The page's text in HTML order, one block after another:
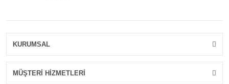
KURUMSAL
MÜŞTERİ HİZMETLERİ